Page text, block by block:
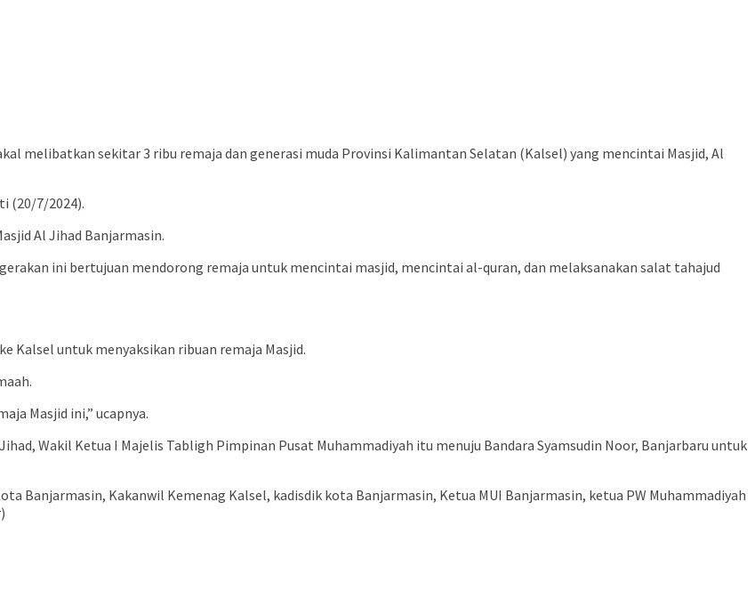
melibatkan sekitar 3 ribu remaja dan generasi muda Provinsi Kalimantan Selatan (Kalsel) yang mencintai Masjid, Al
(20/7/2024).
Al Jihad Banjarmasin.
ini bertujuan mendorong remaja untuk mencintai masjid, mencintai al-quran, dan melaksanakan salat tahajud
Kalsel untuk menyaksikan ribuan remaja Masjid.
Masjid ini,” ucapnya.
Wakil Ketua I Majelis Tabligh Pimpinan Pusat Muhammadiyah itu menuju Bandara Syamsudin Noor, Banjarbaru untuk
Banjarmasin, Kakanwil Kemenag Kalsel, kadisdik kota Banjarmasin, Ketua MUI Banjarmasin, ketua PW Muhammadiyah